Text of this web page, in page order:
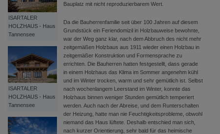
ISARTALER
HOLZHAUS - Haus
Tannensee
ISARTALER
HOLZHAUS - Haus
Tannensee
Bauplatz mit nicht reproduzierbarem Wert.
Da die Bauherrenfamilie seit über 100 Jahren auf diesem
Grundstück ein Feriendomizil in Holzbauweise bewohnte,
war der Weg ganz klar, nach dem Abbruch des nicht mehr
zeitgemäßen Holzbaus aus 1911 wieder einen Holzbau in
zeitgemäßer Konstruktion und Formensprache zu
errichten. Die Bauherren hatten festgestellt, dass gerade
in einem Holzhaus das Klima im Sommer angenehm kühl
und im Winter trocken, warm und sehr gemütlich ist. Selbst
nach wochenlangem Leerstand im Winter, konnte das
Holzhaus binnen weniger Stunden gemütlich temperiert
werden. Auch nach der Abreise, und dem Runterschalten
der Heizung, hatte man nie Feuchtigkeitsprobleme, obwohl
niemand das Haus lüftete. Deshalb entschied man sich,
nach kurzer Orientierung, sehr bald für das heimische